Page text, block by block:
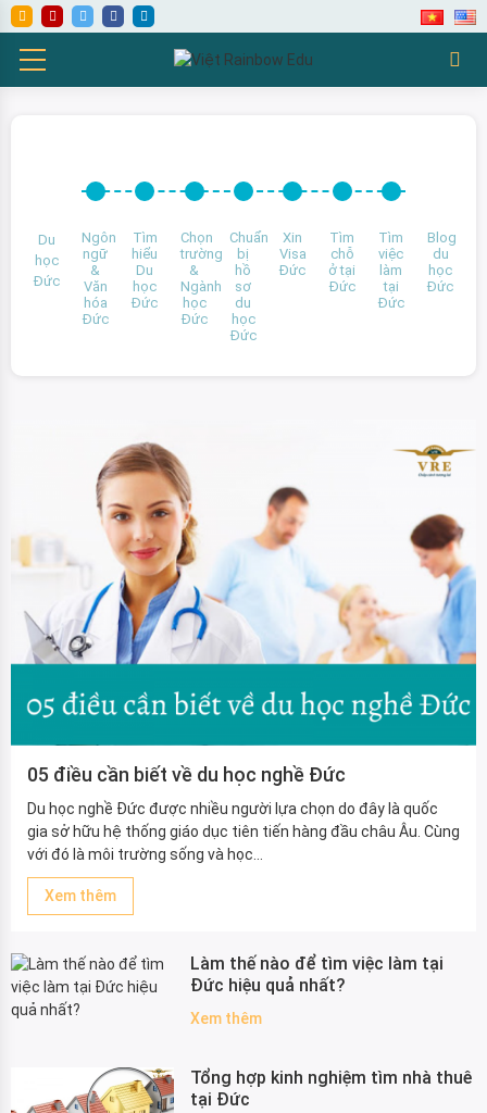
Du
học
Đức
Ngôn
ngữ
&
Văn
hóa
Đức
Tìm
hiểu
Du
học
Đức
Chọn
trường
&
Ngành
học
Đức
Chuẩn
bị
hồ
sơ
du
học
Đức
Xin
Visa
Đức
Tìm
chỗ
ở tại
Đức
Tìm
việc
làm
tại
Đức
Blog
du
học
Đức
05 điều cần biết về du học nghề Đức
Du học nghề Đức được nhiều người lựa chọn do đây là quốc
gia sở hữu hệ thống giáo dục tiên tiến hàng đầu châu Âu. Cùng
với đó là môi trường sống và học...
Xem thêm
Làm thế nào để tìm việc làm tại
Đức hiệu quả nhất?
Xem thêm
Tổng hợp kinh nghiệm tìm nhà thuê
tại Đức